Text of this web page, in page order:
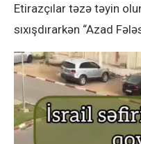
Etirazçılar təzə təyin
sıxışdırarkən “Azad